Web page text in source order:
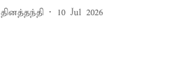
தினத்தந்தி 10 Jul 2026